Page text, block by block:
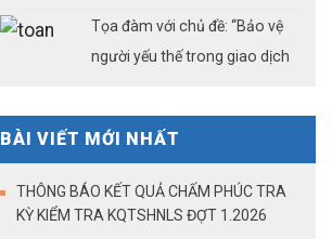
luật sư ngày 26/07/2026
Tọa đàm với chủ đề: “Bảo vệ
người yếu thế trong giao dịch
điện tử – cải cách thủ tục
hành chính – khẳng định vai
trò của công chứng trong kỷ
nguyên dữ liệu số”
BÀI VIẾT MỚI NHẤT
THÔNG BÁO KẾT QUẢ CHẤM PHÚC TRA
KỲ KIỂM TRA KQTSHNLS ĐỢT 1.2026